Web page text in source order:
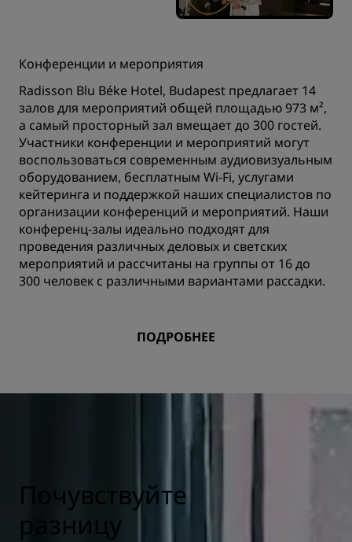
Конференции и мероприятия
Radisson Blu Béke Hotel, Budapest предлагает 14
залов для мероприятий общей площадью 973 м²,
а самый просторный зал вмещает до 300 гостей.
Участники конференции и мероприятий могут
воспользоваться современным аудиовизуальным
оборудованием, бесплатным Wi-Fi, услугами
кейтеринга и поддержкой наших специалистов по
организации конференций и мероприятий. Наши
конференц-залы идеально подходят для
проведения различных деловых и светских
мероприятий и рассчитаны на группы от 16 до
300 человек с различными вариантами рассадки.
ПОДРОБНЕЕ
Почувствуйте
разницу